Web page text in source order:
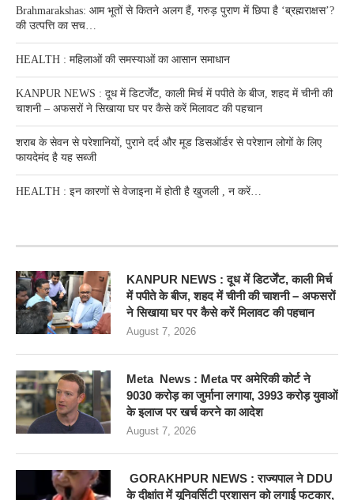
Brahmarakshas: आम भूतों से कितने अलग हैं, गरुड़ पुराण में छिपा है ‘ब्रह्मराक्षस’?
की उत्पत्ति का सच…
HEALTH : महिलाओं की समस्‍याओं का आसान समाधान
KANPUR NEWS : दूध में डिटर्जेंट, काली मिर्च में पपीते के बीज, शहद में चीनी की
चाशनी – अफसरों ने सिखाया घर पर कैसे करें मिलावट की पहचान
शराब के सेवन से परेशानियों, पुराने दर्द और मूड डिसऑर्डर से परेशान लोगों के लिए
फायदेमंद है यह सब्जी
HEALTH : इन कारणों से वेजाइना में होती है खुजली , न करें…
KANPUR NEWS : दूध में डिटर्जेंट, काली मिर्च
में पपीते के बीज, शहद में चीनी की चाशनी – अफसरों
ने सिखाया घर पर कैसे करें मिलावट की पहचान
August 7, 2026
Meta News : Meta पर अमेरिकी कोर्ट ने
9030 करोड़ का जुर्माना लगाया, 3993 करोड़ युवाओं
के इलाज पर खर्च करने का आदेश
August 7, 2026
GORAKHPUR NEWS : राज्यपाल ने DDU
के दीक्षांत में यूनिवर्सिटी प्रशासन को लगाई फटकार,